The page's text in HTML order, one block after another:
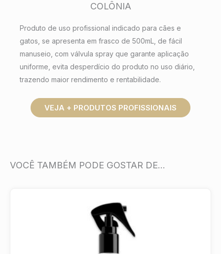
COLÔNIA
Produto de uso profissional indicado para cães e
gatos, se apresenta em frasco de 500mL, de fácil
manuseio, com válvula spray que garante aplicação
uniforme, evita desperdício do produto no uso diário,
trazendo maior rendimento e rentabilidade.
VEJA + PRODUTOS PROFISSIONAIS
VOCÊ TAMBÉM PODE GOSTAR DE…